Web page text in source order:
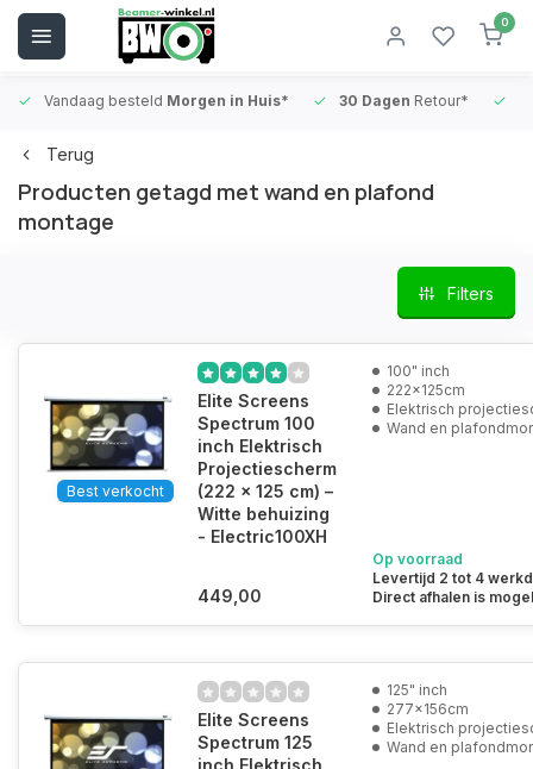
0
Vandaag besteld Morgen in Huis* 30 Dagen Retour*
Terug
Producten getagd met wand en plafond
montage
Filters
Best verkocht
Elite Screens
Spectrum 100
inch Elektrisch
Projectiescherm
(222 x 125 cm) –
Witte behuizing
- Electric100XH
449,00
100" inch
222x125cm
Elektrisch
Wand en
Op voorraad
Levertijd 2 tot 4
Direct afhalen is
Elite Screens
Spectrum 125
inch Elektrisch
125" inch
277x156cm
Elektrisch
Wand en